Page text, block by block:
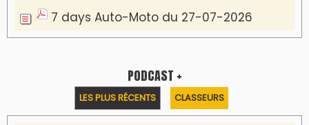
7 days Auto-Moto du 27-07-2026
PODCAST +
LES PLUS RÉCENTS CLASSEURS